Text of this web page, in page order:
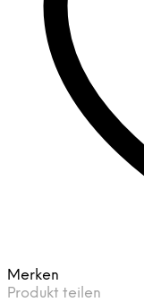
Merken
Produkt teilen